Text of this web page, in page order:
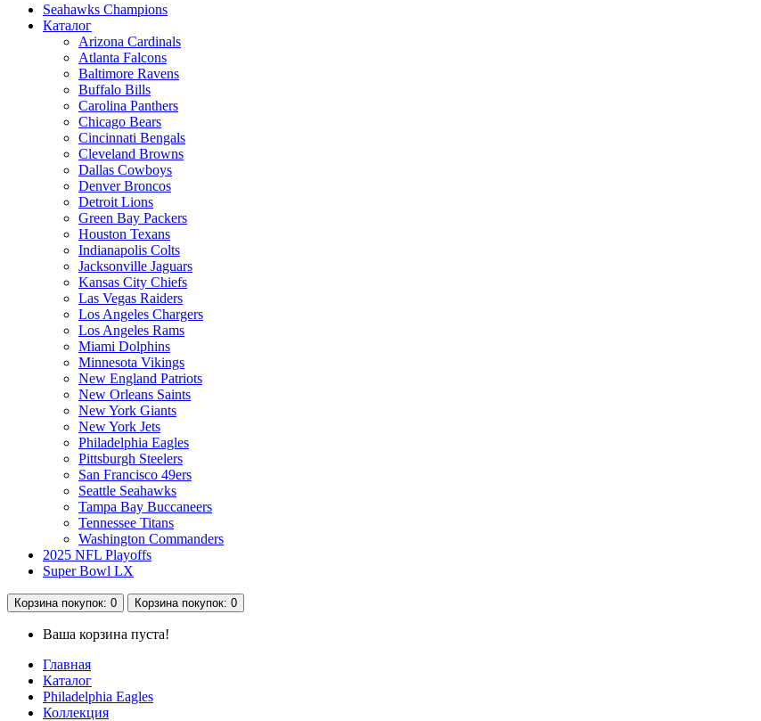
Seahawks Champions
Каталог
Arizona Cardinals
Atlanta Falcons
Baltimore Ravens
Buffalo Bills
Carolina Panthers
Chicago Bears
Cincinnati Bengals
Cleveland Browns
Dallas Cowboys
Denver Broncos
Detroit Lions
Green Bay Packers
Houston Texans
Indianapolis Colts
Jacksonville Jaguars
Kansas City Chiefs
Las Vegas Raiders
Los Angeles Chargers
Los Angeles Rams
Miami Dolphins
Minnesota Vikings
New England Patriots
New Orleans Saints
New York Giants
New York Jets
Philadelphia Eagles
Pittsburgh Steelers
San Francisco 49ers
Seattle Seahawks
Tampa Bay Buccaneers
Tennessee Titans
Washington Commanders
2025 NFL Playoffs
Super Bowl LX
Корзина покупок: 0 Корзина покупок: 0
Ваша корзина пуста!
Главная
Каталог
Philadelphia Eagles
Коллекция